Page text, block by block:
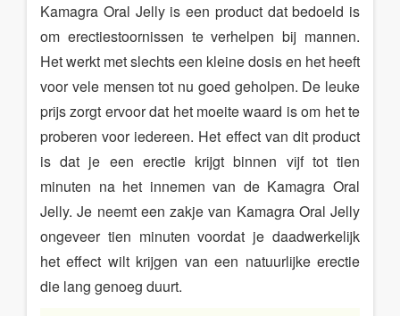
Kamagra Oral Jelly is een product dat bedoeld is
om erectiestoornissen te verhelpen bij mannen.
Het werkt met slechts een kleine dosis en het heeft
voor vele mensen tot nu goed geholpen. De leuke
prijs zorgt ervoor dat het moeite waard is om het te
proberen voor iedereen. Het effect van dit product
is dat je een erectie krijgt binnen vijf tot tien
minuten na het innemen van de Kamagra Oral
Jelly. Je neemt een zakje van Kamagra Oral Jelly
ongeveer tien minuten voordat je daadwerkelijk
het effect wilt krijgen van een natuurlijke erectie
die lang genoeg duurt.